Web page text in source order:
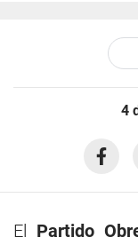
4
El Partido